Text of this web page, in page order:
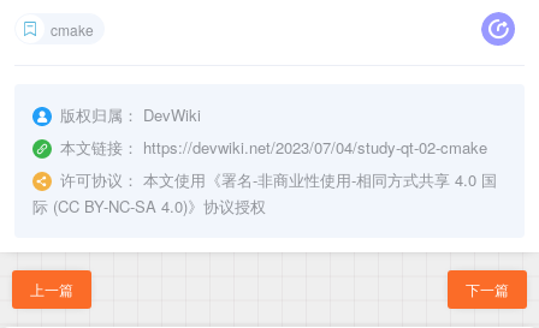
cmake
版权归属： DevWiki
本文链接： https://devwiki.net/2023/07/04/study-qt-02-cmake
许可协议： 本文使用《署名-非商业性使用-相同方式共享 4.0 国
际 (CC BY-NC-SA 4.0)》协议授权
上一篇 下一篇